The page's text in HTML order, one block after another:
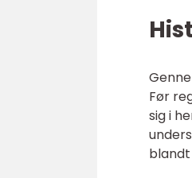
Før
sig i